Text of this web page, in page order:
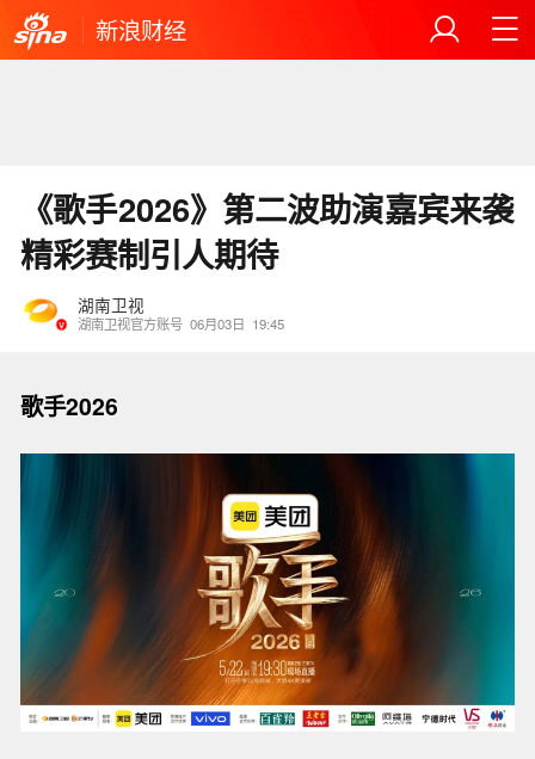
新浪财经
《歌手2026》第二波助演嘉宾来袭
精彩赛制引人期待
湖南卫视
湖南卫视官方账号 06月03日 19:45
歌手2026